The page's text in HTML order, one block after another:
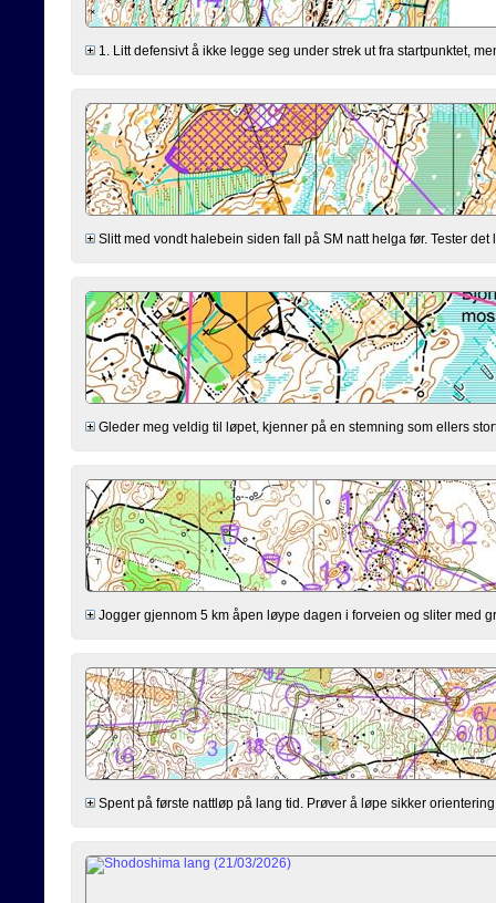
1. Litt defensivt å ikke legge seg under strek ut fra startpunktet,
Slitt med vondt halebein siden fall på SM natt helga før. Tester
Gleder meg veldig til løpet, kjenner på en stemning som ellers
Jogger gjennom 5 km åpen løype dagen i forveien og sliter med
Spent på første nattløp på lang tid. Prøver å løpe sikker